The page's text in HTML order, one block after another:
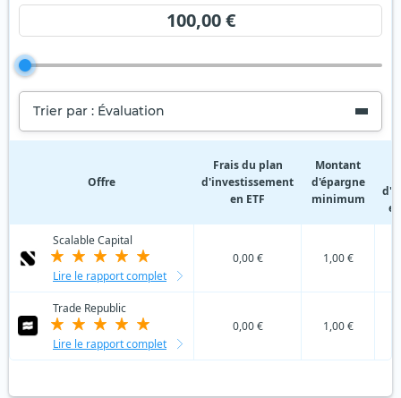
100,00 €
Trier par : Évaluation
Offre
Frais du plan
d'investissement
en ETF
Montant
d'épargne
minimum
Scalable Capital
Lire le rapport complet
0,00 € 1,00 €
Trade Republic
Lire le rapport complet
0,00 € 1,00 €